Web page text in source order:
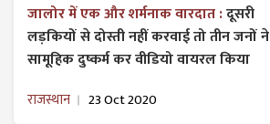
जालोर में एक और शर्मनाक वारदात :दूसरी
लड़कियों से दोस्ती नहीं करवाई तो तीन जनों ने
सामूहिक दुष्कर्म कर वीडियो वायरल किया
राजस्थान 23 Oct 2020